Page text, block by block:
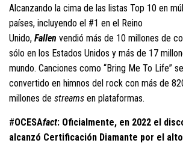
Alcanzando la cima de las listas Top 10 en
países, incluyendo el #1 en el Reino
Unido, Fallen vendió más de 10 millones de
sólo en los Estados Unidos y más de 17
mundo. Canciones como “Bring Me To Life”
convertido en himnos del rock con más de
millones de streams en plataformas.
#OCESAfact: Oficialmente, en 2022 el
alcanzó Certificación Diamante por el